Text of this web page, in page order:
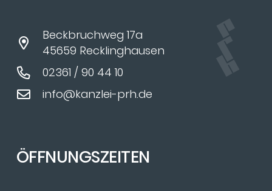
Beckbruchweg 17a
45659 Recklinghausen
02361 / 90 44 10
info@kanzlei-prh.de
ÖFFNUNGSZEITEN